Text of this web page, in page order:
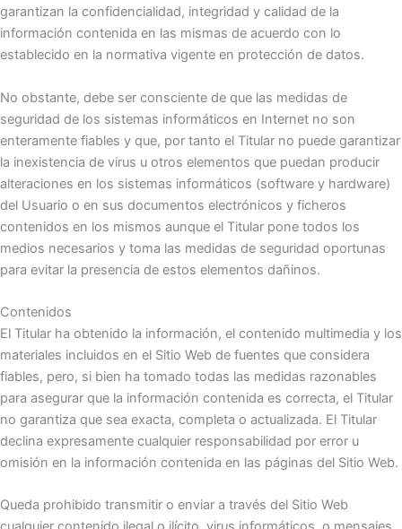
garantizan la confidencialidad, integridad y calidad de la
información contenida en las mismas de acuerdo con lo
establecido en la normativa vigente en protección de datos.
No obstante, debe ser consciente de que las medidas de
seguridad de los sistemas informáticos en Internet no son
enteramente fiables y que, por tanto el Titular no puede garantizar
la inexistencia de virus u otros elementos que puedan producir
alteraciones en los sistemas informáticos (software y hardware)
del Usuario o en sus documentos electrónicos y ficheros
contenidos en los mismos aunque el Titular pone todos los
medios necesarios y toma las medidas de seguridad oportunas
para evitar la presencia de estos elementos dañinos.
Contenidos
El Titular ha obtenido la información, el contenido multimedia y los
materiales incluidos en el Sitio Web de fuentes que considera
fiables, pero, si bien ha tomado todas las medidas razonables
para asegurar que la información contenida es correcta, el Titular
no garantiza que sea exacta, completa o actualizada. El Titular
declina expresamente cualquier responsabilidad por error u
omisión en la información contenida en las páginas del Sitio Web.
Queda prohibido transmitir o enviar a través del Sitio Web